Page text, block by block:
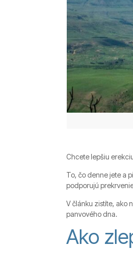
Chcete lepšiu
To, čo denne jete a
podporujú
V článku zistíte, ako
panvového dna.
Ako